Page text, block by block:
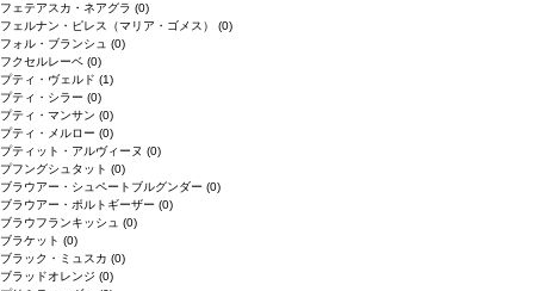
フェテアスカ・ネアグラ (0)
フェルナン・ピレス（マリア・ゴメス） (0)
フォル・ブランシュ (0)
フクセルレーベ (0)
プティ・ヴェルド (1)
プティ・シラー (0)
プティ・マンサン (0)
プティ・メルロー (0)
プティット・アルヴィーヌ (0)
プフングシュタット (0)
ブラウアー・シュペートブルグンダー (0)
ブラウアー・ポルトギーザー (0)
ブラウフランキッシュ (0)
ブラケット (0)
ブラック・ミュスカ (0)
ブラッドオレンジ (0)